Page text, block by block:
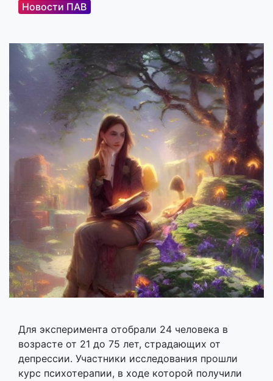
Новости ПАВ
Для эксперимента отобрали 24 человека в
возрасте от 21 до 75 лет, страдающих от
депрессии. Участники исследования прошли
курс психотерапии, в ходе которой получили